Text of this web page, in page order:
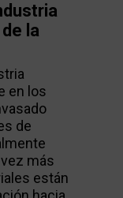
la
en los
de
más
están